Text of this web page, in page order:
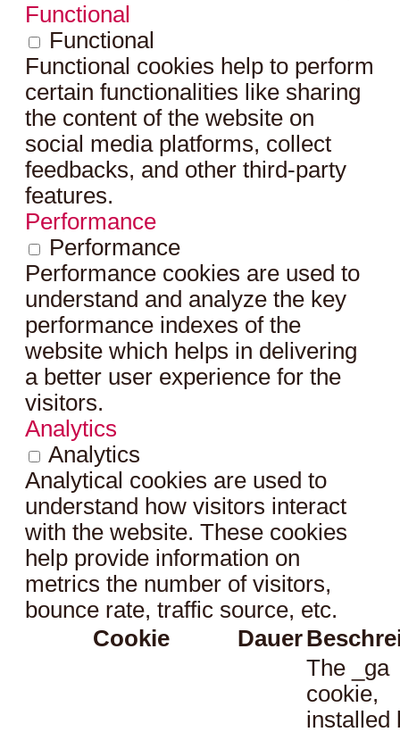
Functional
Functional
Functional cookies help to perform
certain functionalities like sharing
the content of the website on
social media platforms, collect
feedbacks, and other third-party
features.
Performance
Performance
Performance cookies are used to
understand and analyze the key
performance indexes of the
website which helps in delivering
a better user experience for the
visitors.
Analytics
Analytics
Analytical cookies are used to
understand how visitors interact
with the website. These cookies
help provide information on
metrics the number of visitors,
bounce rate, traffic source, etc.
Cookie
Dauer
The _ga
cookie,
installed